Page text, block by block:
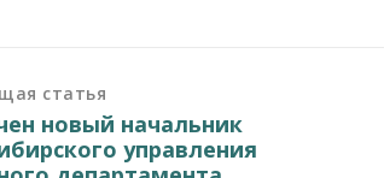
статья
новый начальник
управления